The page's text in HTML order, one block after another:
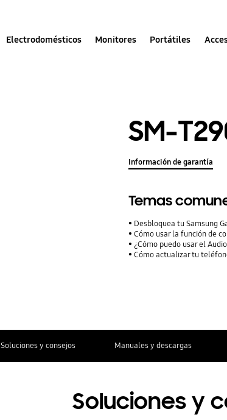
Electrodomésticos Monitores Portátiles
SM-
Información de garantía
Temas
Desbloquea tu Samsung
Cómo usar la función de
¿Cómo puedo usar el
Cómo actualizar tu
Soluciones y consejos Manuales y descargas
Soluciones y